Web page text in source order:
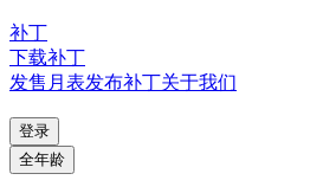
补丁
下载补丁
发售月表发布补丁关于我们
登录
全年龄